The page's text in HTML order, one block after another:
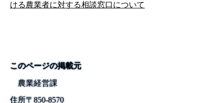
ける農業者に対する相談窓口について
このページの掲載元
農業経営課
住所〒850-8570